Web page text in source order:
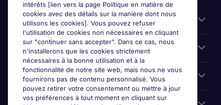
Liens utiles
Espace employeurs
Parcourir nos offres
intérêts [lien vers la page Politique en matière de
cookies avec des détails sur la manière dont nous
utilisons les cookies]. Vous pouvez refuser
l'utilisation de cookies non nécessaires en cliquant
sur "continuer sans accepter". Dans ce cas, nous
n'installerons que les cookies strictement
nécessaires à la bonne utilisation et à la
fonctionnalité de notre site web, mais nous ne vous
fournirons pas de contenu personnalisé. Vous
pouvez retirer votre consentement ou mettre à jour
vos préférences à tout moment en cliquant sur